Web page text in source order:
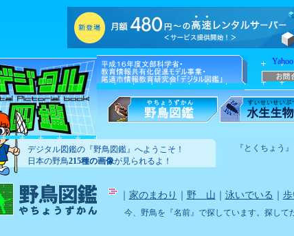
デジタル図鑑の『野鳥図鑑』へようこそ！
日本の野鳥215種の画像が見られるよ！
『とくちょう
｜ 家のまわり ｜ 野 山 ｜ 泳いでいる ｜ 歩
今、野鳥を『名前』で探しています。探して